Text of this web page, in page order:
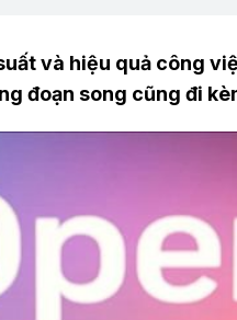
và hiệu quả công
đoạn song cũng đi